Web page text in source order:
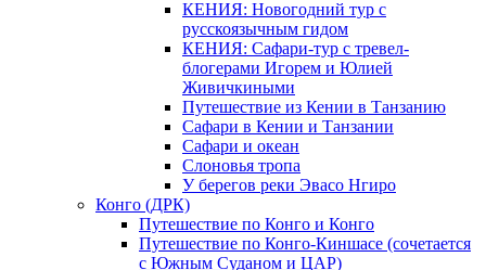
КЕНИЯ: Новогодний тур с
русскоязычным гидом
КЕНИЯ: Сафари-тур с тревел-
блогерами Игорем и Юлией
Живичкиными
Путешествие из Кении в Танзанию
Сафари в Кении и Танзании
Сафари и океан
Слоновья тропа
У берегов реки Эвасо Нгиро
Конго (ДРК)
Путешествие по Конго и Конго
Путешествие по Конго-Киншасе (сочетается
с Южным Суданом и ЦАР)